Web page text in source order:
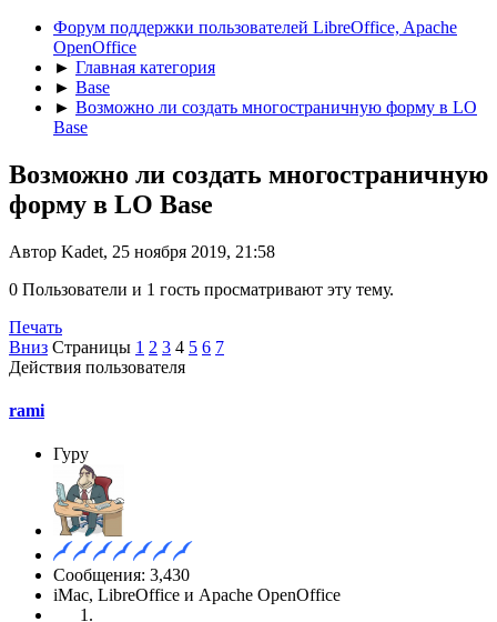
Форум поддержки пользователей LibreOffice, Apache
OpenOffice
► Главная категория
► Base
► Возможно ли создать многостраничную форму в LO
Base
Возможно ли создать многостраничную
форму в LO Base
Автор Kadet, 25 ноября 2019, 21:58
0 Пользователи и 1 гость просматривают эту тему.
Печать
Вниз Страницы 1 2 3 4 5 6 7
Действия пользователя
rami
Гуру
Сообщения: 3,430
iMac, LibreOffice и Apache OpenOffice